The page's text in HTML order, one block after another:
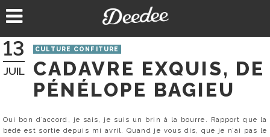
au
13
JUIL
CULTURE CONFITURE
CADAVRE EXQUIS, DE
PÉNÉLOPE BAGIEU
Oui bon d’accord, je sais, je suis un brin à la bourre. Rapport que la
bédé est sortie depuis mi avril. Quand je vous dis, que je n’ai pas le